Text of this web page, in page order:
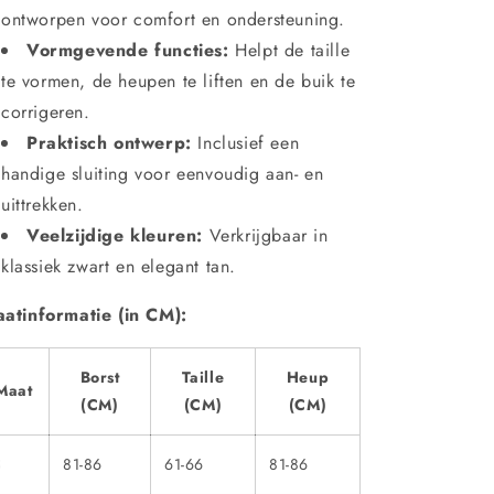
ontworpen voor comfort en ondersteuning.
Vormgevende functies: Helpt de taille
te vormen, de heupen te liften en de buik te
corrigeren.
Praktisch ontwerp: Inclusief een
handige sluiting voor eenvoudig aan- en
uittrekken.
Veelzijdige kleuren: Verkrijgbaar in
klassiek zwart en elegant tan.
(in CM):
Borst
(CM)
Taille
(CM)
Heup
(CM)
81-86 61-66 81-86